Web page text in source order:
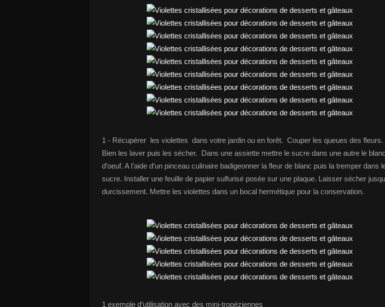
1 - Récupérer les violettes dans votre jardin ou en forêt. Couper les queues des fleurs.
Bien les laver puis les sécher. Dans une assiette mettre le sucre dans une autre le blanc
d’oeuf. A l’aide d’un pinceau culinaire badigeonner la fleur de blanc puis la tremper dans
sucre. Installer une feuille de papier sulfurisé posée sur une plaque. Laisser sécher
durcissement. Mettre les violettes dans un bocal hermétique pour la conservation.
1 exemple d’utilisation avec des mini-tropéziennes